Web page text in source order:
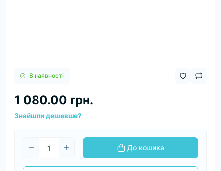
В наявності
1 080.00 грн.
Знайшли дешевше?
До кошика